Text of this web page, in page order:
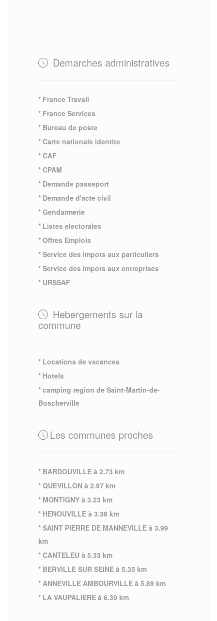
Demarches administratives
* France Travail
* France Services
* Bureau de poste
* Carte nationale identite
* CAF
* CPAM
* Demande passeport
* Demande d'acte civil
* Gendarmerie
* Listes electorales
* Offres Emplois
* Service des impots aux particuliers
* Service des impots aux entreprises
* URSSAF
Hebergements sur la
commune
* Locations de vacances
* Hotels
* camping region de Saint-Martin-de-
Boscherville
Les communes proches
* BARDOUVILLE à 2.73 km
* QUEVILLON à 2.97 km
* MONTIGNY à 3.23 km
* HENOUVILLE à 3.38 km
* SAINT PIERRE DE MANNEVILLE à 3.99
km
* CANTELEU à 5.33 km
* BERVILLE SUR SEINE à 5.35 km
* ANNEVILLE AMBOURVILLE à 5.89 km
* LA VAUPALIERE à 6.39 km